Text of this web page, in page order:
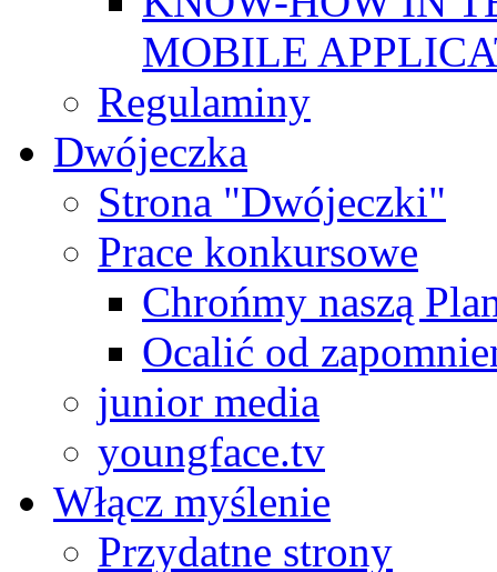
MOBILE
Regulaminy
Dwójeczka
Strona "Dwójeczki"
Prace konkursowe
Chrońmy naszą
Ocalić od
junior media
youngface.tv
Włącz myślenie
Przydatne strony